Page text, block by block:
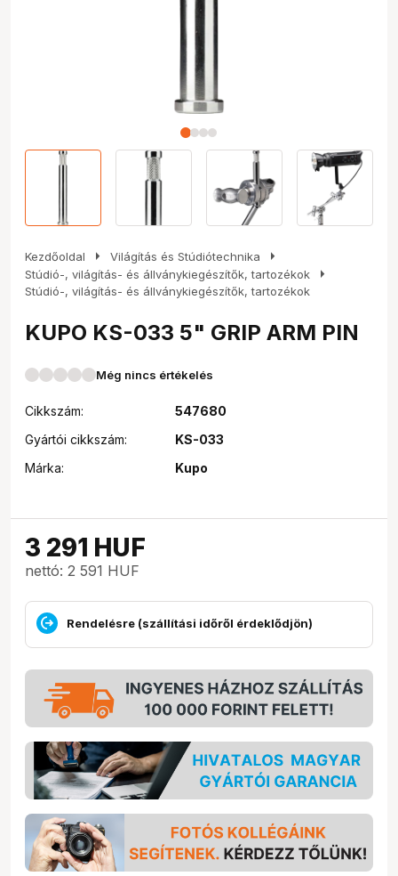
Kezdőoldal arrow_right Világítás és Stúdiótechnika arrow_right
Stúdió-, világítás- és állványkiegészítők, tartozékok arrow_right
Stúdió-, világítás- és állványkiegészítők, tartozékok
KUPO KS-033 5" GRIP ARM PIN
Még nincs értékelés
Cikkszám:
547680
Gyártói cikkszám:
KS-033
Márka:
Kupo
3 291 HUF
nettó: 2 591 HUF
Rendelésre (szállítási időről érdeklődjön)